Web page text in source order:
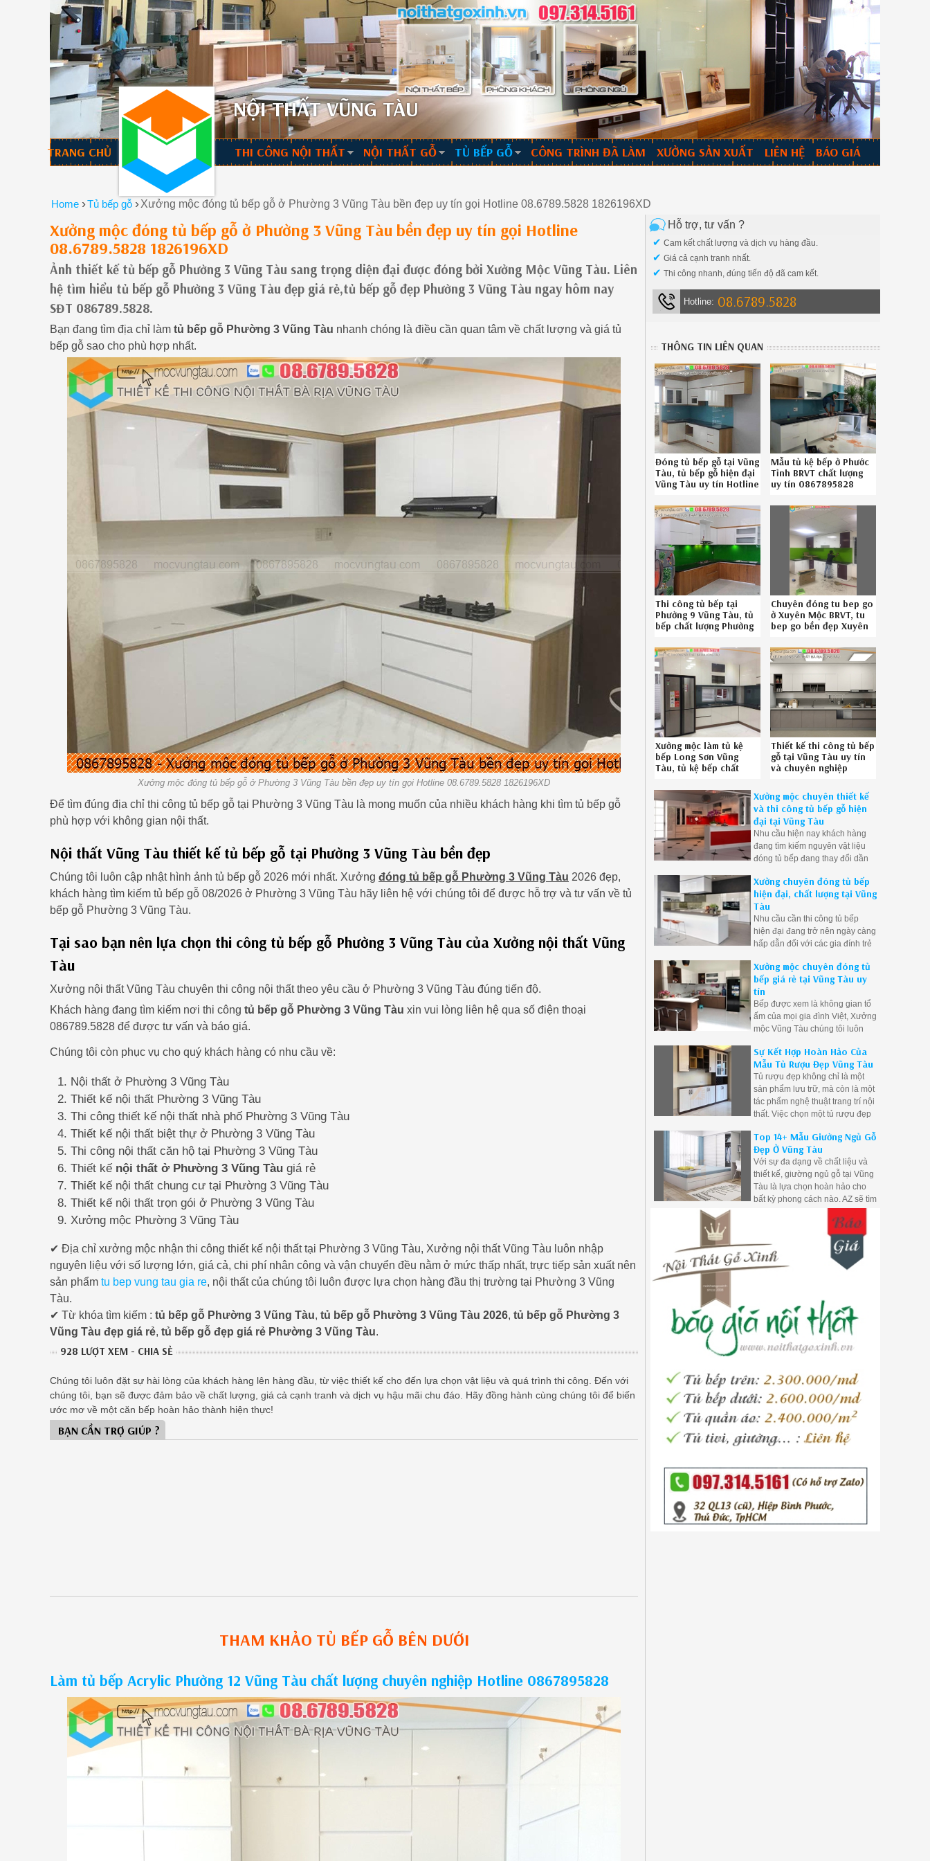
NỘI THẤT VŨNG TÀU
TRANG CHỦ THI CÔNG NỘI THẤT NỘI THẤT GỖ TỦ BẾP GỖ CÔNG TRÌNH ĐÃ LÀM XƯỞNG SẢN XUẤT LIÊN HỆ BÁO GIÁ
Home ›Tủ bếp gỗ ›Xưởng mộc đóng tủ bếp gỗ ở Phường 3 Vũng Tàu bền đẹp uy tín gọi Hotline 08.6789.5828 1826196XD
Xưởng mộc đóng tủ bếp gỗ ở Phường 3 Vũng Tàu bền đẹp uy tín gọi Hotline
08.6789.5828 1826196XD
Ảnh thiết kế tủ bếp gỗ Phường 3 Vũng Tàu sang trọng diện đại được đóng bởi Xưởng Mộc Vũng Tàu. Liên
hệ tìm hiểu tủ bếp gỗ Phường 3 Vũng Tàu đẹp giá rẻ,tủ bếp gỗ đẹp Phường 3 Vũng Tàu ngay hôm nay
SĐT 086789.5828.
Bạn đang tìm địa chỉ làm tủ bếp gỗ Phường 3 Vũng Tàu nhanh chóng là điều cần quan tâm về chất lượng và giá tủ
bếp gỗ sao cho phù hợp nhất.
Xưởng mộc đóng tủ bếp gỗ ở Phường 3 Vũng Tàu bền đẹp uy tín gọi Hotline 08.6789.5828 1826196XD
Để tìm đúng địa chỉ thi công tủ bếp gỗ tại Phường 3 Vũng Tàu là mong muốn của nhiều khách hàng khi tìm tủ bếp gỗ
phù hợp với không gian nội thất.
Nội thất Vũng Tàu thiết kế tủ bếp gỗ tại Phường 3 Vũng Tàu bền đẹp
Chúng tôi luôn cập nhật hình ảnh tủ bếp gỗ 2026 mới nhất. Xưởng đóng tủ bếp gỗ Phường 3 Vũng Tàu 2026 đẹp,
khách hàng tìm kiếm tủ bếp gỗ 08/2026 ở Phường 3 Vũng Tàu hãy liên hệ với chúng tôi để được hỗ trợ và tư vấn về tủ
bếp gỗ Phường 3 Vũng Tàu.
Tại sao bạn nên lựa chọn thi công tủ bếp gỗ Phường 3 Vũng Tàu của Xưởng nội thất Vũng
Tàu
Xưởng nội thất Vũng Tàu chuyên thi công nội thất theo yêu cầu ở Phường 3 Vũng Tàu đúng tiến độ.
Khách hàng đang tìm kiếm nơi thi công tủ bếp gỗ Phường 3 Vũng Tàu xin vui lòng liên hệ qua số điện thoại
086789.5828 để được tư vấn và báo giá.
Chúng tôi còn phục vụ cho quý khách hàng có nhu cầu về:
Nội thất ở Phường 3 Vũng Tàu
Thiết kế nội thất Phường 3 Vũng Tàu
Thi công thiết kế nội thất nhà phố Phường 3 Vũng Tàu
Thiết kế nội thất biệt thự ở Phường 3 Vũng Tàu
Thi công nội thất căn hộ tại Phường 3 Vũng Tàu
Thiết kế nội thất ở Phường 3 Vũng Tàu giá rẻ
Thiết kế nội thất chung cư tại Phường 3 Vũng Tàu
Thiết kế nội thất trọn gói ở Phường 3 Vũng Tàu
Xưởng mộc Phường 3 Vũng Tàu
✔ Địa chỉ xưởng mộc nhận thi công thiết kế nội thất tại Phường 3 Vũng Tàu, Xưởng nội thất Vũng Tàu luôn nhập
nguyên liệu với số lượng lớn, giá cả, chi phí nhân công và vận chuyển đều nằm ở mức thấp nhất, trực tiếp sản xuất nên
sản phẩm tu bep vung tau gia re, nội thất của chúng tôi luôn được lựa chọn hàng đầu thị trường tại Phường 3 Vũng
Tàu.
✔ Từ khóa tìm kiếm : tủ bếp gỗ Phường 3 Vũng Tàu, tủ bếp gỗ Phường 3 Vũng Tàu 2026, tủ bếp gỗ Phường 3
Vũng Tàu đẹp giá rẻ, tủ bếp gỗ đẹp giá rẻ Phường 3 Vũng Tàu.
928 LƯỢT XEM - CHIA SẺ
Chúng tôi luôn đặt sự hài lòng của khách hàng lên hàng đầu, từ việc thiết kế cho đến lựa chọn vật liệu và quá trình thi công. Đến với
chúng tôi, bạn sẽ được đảm bảo về chất lượng, giá cả cạnh tranh và dịch vụ hậu mãi chu đáo. Hãy đồng hành cùng chúng tôi để biến
ước mơ về một căn bếp hoàn hảo thành hiện thực!
BẠN CẦN TRỢ GIÚP ?
THAM KHẢO TỦ BẾP GỖ BÊN DƯỚI
Làm tủ bếp Acrylic Phường 12 Vũng Tàu chất lượng chuyên nghiệp Hotline 0867895828
Hỗ trợ, tư vấn ?
✔ Cam kết chất lượng và dịch vụ hàng đầu.
✔ Giá cả cạnh tranh nhất.
✔ Thi công nhanh, đúng tiến độ đã cam kết.
Hotline: 08.6789.5828
THÔNG TIN LIÊN QUAN
Đóng tủ bếp gỗ tại Vũng
Tàu, tủ bếp gỗ hiện đại
Vũng Tàu uy tín Hotline
Mẫu tủ kệ bếp ở Phước
Tỉnh BRVT chất lượng
uy tín 0867895828
Thi công tủ bếp tại
Phường 9 Vũng Tàu, tủ
bếp chất lượng Phường
nghiệp liên hệ 08-
6789-5828
Chuyên đóng tu bep go
ở Xuyên Mộc BRVT, tu
bep go bền đẹp Xuyên
Hotline 0867895828
482619S7C
Xưởng mộc làm tủ kệ
bếp Long Sơn Vũng
Tàu, tủ kệ bếp chất
Tàu chuyên nghiệp SĐT
086789.5828
5826198H9
Thiết kế thi công tủ bếp
gỗ tại Vũng Tàu uy tín
và chuyên nghiệp
Xưởng mộc chuyên thiết kế
và thi công tủ bếp gỗ hiện
đại tại Vũng Tàu
Nhu cầu hiện nay khách hàng
đang tìm kiếm nguyên vật liệu
đóng tủ bếp đang thay đổi dần
qua tủ bếp gỗ công nghiệp để
giải quyết khâu mối mọt, cong
vênh, ẩm ướt nơi góc bếp do
thời gian sử dụng. Bên cạnh đó
gỗ công nghiệp cũng được đánh
giá là khá bền và dặt biệt giá
Xưởng chuyên đóng tủ bếp
hiện đại, chất lượng tại Vũng
Tàu
Nhu cầu cần thi công tủ bếp
hiện đại đang trở nên ngày càng
hấp dẫn đối với các gia đính trẻ
lý do đó Mộc Vũng Tàu đã nắm
bắt được xu hướng nên chúng
tôi sẵn sàng lên thiết kế và thi
công nội thất phòng bếp cho quý
khách.
Xưởng mộc chuyên đóng tủ
bếp giá rẻ tại Vũng Tàu uy
tín
Bếp được xem là không gian tổ
ấm của mọi gia đình Việt, Xưởng
mộc Vũng Tàu chúng tôi luôn
cầu cũng như ý muốn của khách
hàng để tạo ra những mẫu tủ
bếp đẹp mang phong cách cá
nhân của gia chủ.
Sự Kết Hợp Hoàn Hảo Của
Mẫu Tủ Rượu Đẹp Vũng Tàu
Tủ rượu đẹp không chỉ là một
sản phẩm lưu trữ, mà còn là một
tác phẩm nghệ thuật trang trí nội
thất. Việc chọn một tủ rượu đẹp
về lưu trữ và phong cách trang
trí.
Top 14+ Mẫu Giường Ngủ Gỗ
Đẹp Ở Vũng Tàu
Với sự đa dạng về chất liệu và
thiết kế, giường ngủ gỗ tại Vũng
Tàu là lựa chọn hoàn hảo cho
bất kỳ phong cách nào. AZ sẽ tìm
căn phòng của bạn và biến nó
thành nơi thư giãn và đẹp đẽ.